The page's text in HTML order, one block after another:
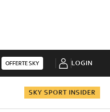
OFFERTE SKY LOGIN
SKY SPORT INSIDER